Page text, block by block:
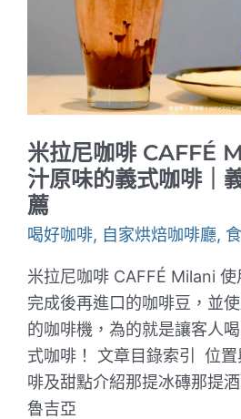
到
可
以
喝
到
手
沖
冠
咖
啡
米拉尼咖啡 CAFFÉ
汁原味的義式咖啡｜
薦
喝好咖啡, 自家烘焙咖啡廳,
米拉尼咖啡 CAFFÉ Milani
完成後再進口的咖啡豆，並
的咖啡機，為的就是讓客人
式咖啡！ 文章目錄索引 位
啡及甜點介紹那提冰磚那提
魯吉亞